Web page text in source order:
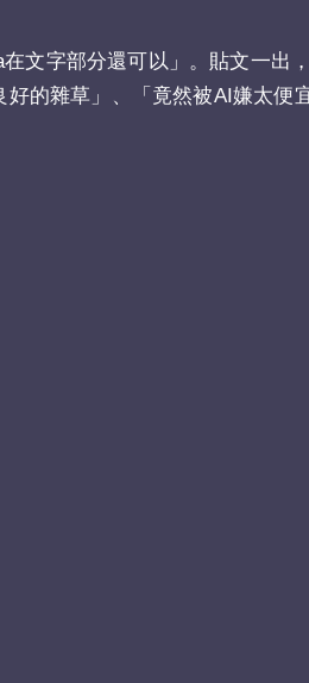
文字部分還可以」。貼文一出
的雜草」、「竟然被AI嫌太便宜